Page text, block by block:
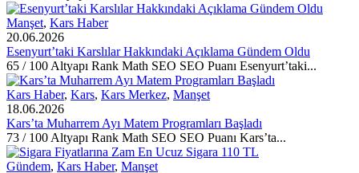
Manşet, Kars Haber
20.06.2026
Esenyurt’taki Karslılar Hakkındaki Açıklama Gündem Oldu
65 / 100 Altyapı Rank Math SEO SEO Puanı Esenyurt’taki...
Kars Haber, Kars, Kars Merkez, Manşet
18.06.2026
Kars’ta Muharrem Ayı Matem Programları Başladı
73 / 100 Altyapı Rank Math SEO SEO Puanı Kars’ta...
Gündem, Kars Haber, Manşet